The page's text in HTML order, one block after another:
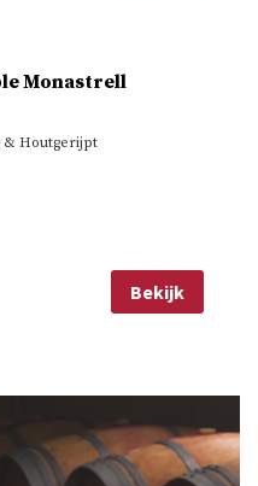
Monastrell
& Houtgerijpt
Bekijk